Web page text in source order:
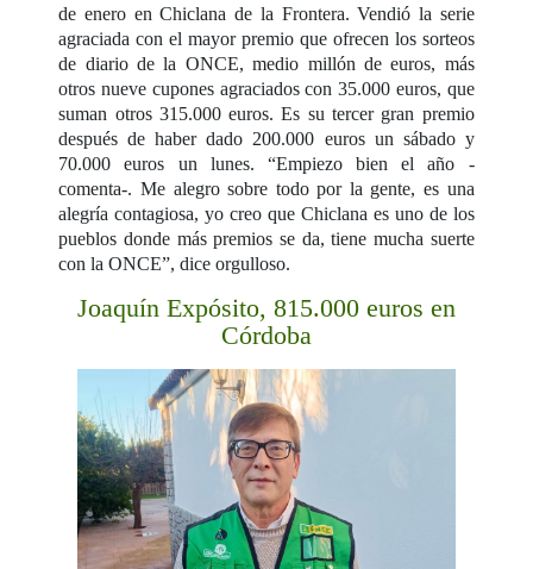
de enero en Chiclana de la Frontera. Vendió la serie
agraciada con el mayor premio que ofrecen los sorteos
de diario de la ONCE, medio millón de euros, más
otros nueve cupones agraciados con 35.000 euros, que
suman otros 315.000 euros. Es su tercer gran premio
después de haber dado 200.000 euros un sábado y
70.000 euros un lunes. “Empiezo bien el año -
comenta-. Me alegro sobre todo por la gente, es una
alegría contagiosa, yo creo que Chiclana es uno de los
pueblos donde más premios se da, tiene mucha suerte
con la ONCE”, dice orgulloso.
Joaquín Expósito, 815.000 euros en
Córdoba